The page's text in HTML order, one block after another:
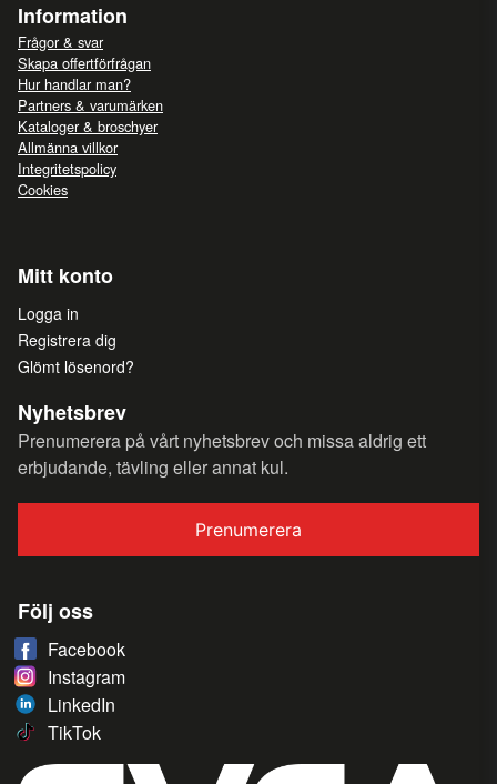
Information
Frågor & svar
Skapa offertförfrågan
Hur handlar man?
Partners & varumärken
Kataloger & broschyer
Allmänna villkor
Integritetspolicy
Cookies
Mitt konto
Logga in
Registrera dig
Glömt lösenord?
Nyhetsbrev
Prenumerera på vårt nyhetsbrev och missa aldrig ett
erbjudande, tävling eller annat kul.
Prenumerera
Följ oss
Facebook
Instagram
LinkedIn
TikTok